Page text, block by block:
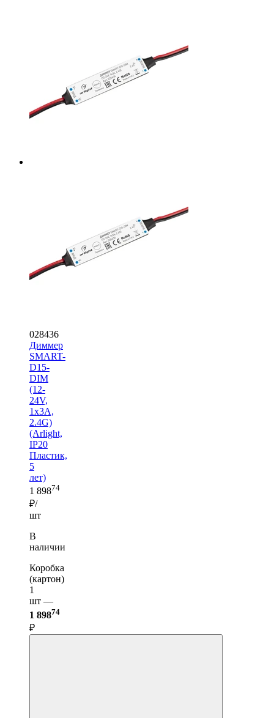
028436
Диммер
SMART-
D15-
DIM
(12-
24V,
1x3A,
2.4G)
(Arlight,
IP20
Пластик,
5
лет)
1 89874
₽/
шт
В
наличии
Коробка
(картон)
1
шт —
1 89874
₽